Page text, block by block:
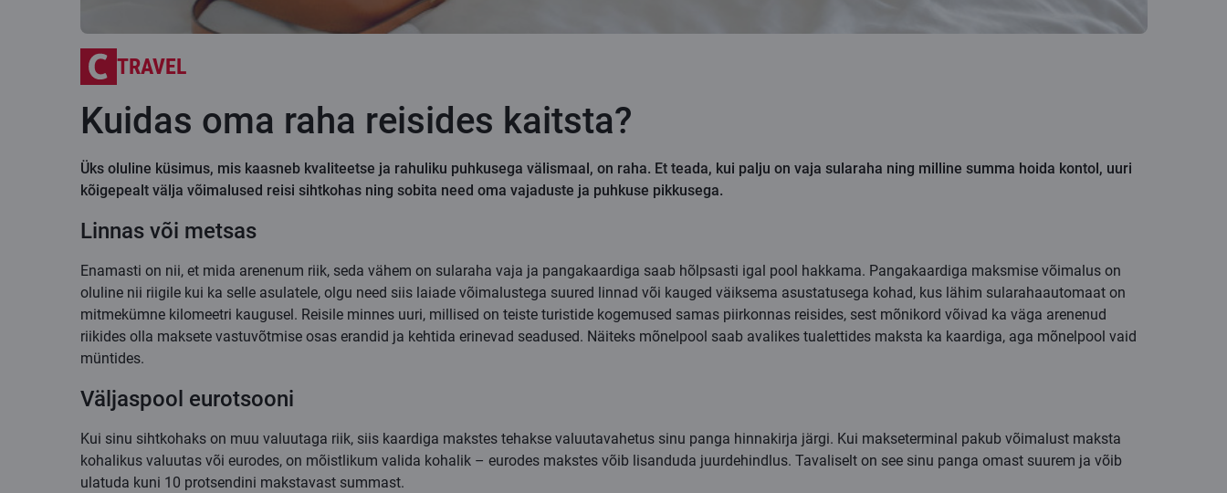
TRAVEL
Kuidas oma raha reisides kaitsta?
Üks oluline küsimus, mis kaasneb kvaliteetse ja rahuliku puhkusega välismaal, on raha. Et teada, kui palju on vaja sularaha ning milline summa hoida kontol, uuri
kõigepealt välja võimalused reisi sihtkohas ning sobita need oma vajaduste ja puhkuse pikkusega.
Linnas või metsas
Enamasti on nii, et mida arenenum riik, seda vähem on sularaha vaja ja pangakaardiga saab hõlpsasti igal pool hakkama. Pangakaardiga maksmise võimalus on
oluline nii riigile kui ka selle asulatele, olgu need siis laiade võimalustega suured linnad või kauged väiksema asustatusega kohad, kus lähim sularahaautomaat on
mitmekümne kilomeetri kaugusel. Reisile minnes uuri, millised on teiste turistide kogemused samas piirkonnas reisides, sest mõnikord võivad ka väga arenenud
riikides olla maksete vastuvõtmise osas erandid ja kehtida erinevad seadused. Näiteks mõnelpool saab avalikes tualettides maksta ka kaardiga, aga mõnelpool vaid
müntides.
Väljaspool eurotsooni
Kui sinu sihtkohaks on muu valuutaga riik, siis kaardiga makstes tehakse valuutavahetus sinu panga hinnakirja järgi. Kui makseterminal pakub võimalust maksta
kohalikus valuutas või eurodes, on mõistlikum valida kohalik – eurodes makstes võib lisanduda juurdehindlus. Tavaliselt on see sinu panga omast suurem ja võib
ulatuda kuni 10 protsendini makstavast summast.